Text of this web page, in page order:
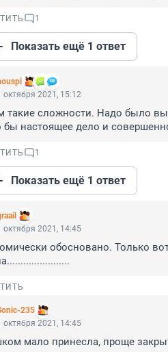
1
Показать ещё 1 ответ
октября 2021, 15:12
такие сложности. Надо было
настоящее дело и
1
Показать ещё 1 ответ
октября 2021, 14:45
обосновано. Только
235
октября 2021, 14:45
мало принесла, проще